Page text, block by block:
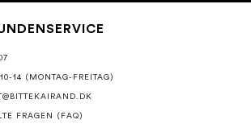
14 (MONTAG-FREITAG)
FRAGEN (FAQ)